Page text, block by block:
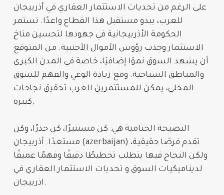
على الرغم من تحديات الاستثمار العقاري في أذربيجان
للعرب، يبدو مستقبل هذا القطاع واعدًا. تستمر
الحكومة الأذربيجانية في جهودها لتحسين مناخ
الاستثماروجذب رؤوس الأموال الأجنبية. من المتوقع
أن يشهد السوق نموًا إضافيًا، خاصة في المدن الكبرى
والمناطق السياحية. ومع زيادة الوعي والفهم للسوق
المحلي، يمكن للمستثمرين العرب تحقيق نجاحات
كبيرة.
النصيحة الختامية هي: كن مستنيرًا، كن حذرًا، وكن
مستعدًا. أذربيجان (azerbaijan)
ولكن النجاح فيها يتطلب تخطيطًا دقيقًا وفهمًا عميقًا
لديناميكيات السوق و تحديات الاستثمار العقاري في
اذربيجان .